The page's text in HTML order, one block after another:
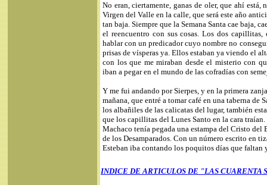
No eran, ciertamente, ganas de oler, que ahí está,
Virgen del Valle en la calle, que será este año
tan baja. Siempre que la Semana Santa cae baja,
el reencuentro con sus cosas. Los dos capillitas,
hablar con un predicador cuyo nombre no
prisas de vísperas ya. Ellos estaban ya viendo el
con los que me miraban desde el misterio con
iban a pegar en el mundo de las cofradías con
Y me fui andando por Sierpes, y en la primera
mañana, que entré a tomar café en una taberna de
los albañiles de las calicatas del lugar, también
que los capillitas del Lunes Santo en la cara
Machaco tenía pegada una estampa del Cristo del
de los Desamparados. Con un número escrito en
Esteban iba contando los poquitos días que faltan
INDICE DE ARTICULOS DE "LAS CUARENTA